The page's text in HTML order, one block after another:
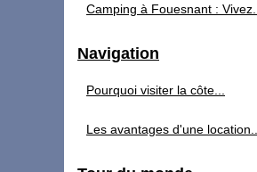
Camping à Fouesnant : Vivez...
Navigation
Pourquoi visiter la côte...
Les avantages d'une location...